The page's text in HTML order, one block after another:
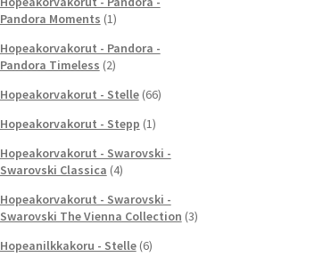
Pandora Moments (1)
Hopeakorvakorut - Pandora -
Pandora Timeless (2)
Hopeakorvakorut - Stelle (66)
Hopeakorvakorut - Stepp (1)
Hopeakorvakorut - Swarovski -
Swarovski Classica (4)
Hopeakorvakorut - Swarovski -
Swarovski The Vienna Collection (3)
Hopeanilkkakoru - Stelle (6)